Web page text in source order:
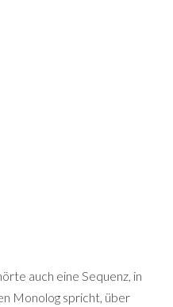
auch eine Sequenz, in
Monolog spricht, über